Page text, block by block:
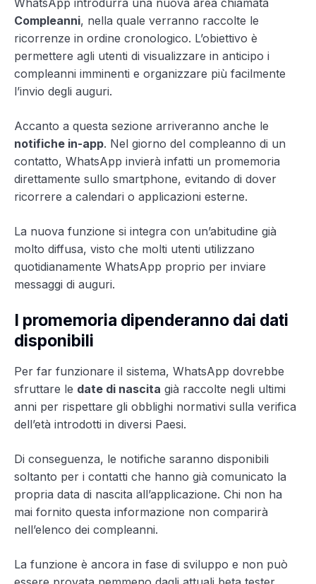
WhatsApp introdurrà una nuova area chiamata
Compleanni, nella quale verranno raccolte le
ricorrenze in ordine cronologico. L’obiettivo è
permettere agli utenti di visualizzare in anticipo i
compleanni imminenti e organizzare più facilmente
l’invio degli auguri.
Accanto a questa sezione arriveranno anche le
notifiche in-app. Nel giorno del compleanno di un
contatto, WhatsApp invierà infatti un promemoria
direttamente sullo smartphone, evitando di dover
ricorrere a calendari o applicazioni esterne.
La nuova funzione si integra con un’abitudine già
molto diffusa, visto che molti utenti utilizzano
quotidianamente WhatsApp proprio per inviare
messaggi di auguri.
I promemoria dipenderanno dai dati
disponibili
Per far funzionare il sistema, WhatsApp dovrebbe
sfruttare le date di nascita già raccolte negli ultimi
anni per rispettare gli obblighi normativi sulla verifica
dell’età introdotti in diversi Paesi.
Di conseguenza, le notifiche saranno disponibili
soltanto per i contatti che hanno già comunicato la
propria data di nascita all’applicazione. Chi non ha
mai fornito questa informazione non comparirà
nell’elenco dei compleanni.
La funzione è ancora in fase di sviluppo e non può